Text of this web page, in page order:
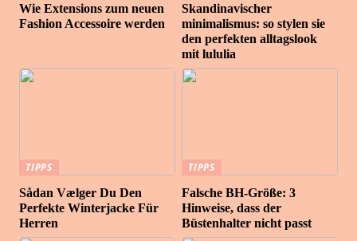
Wie Extensions zum neuen
Fashion Accessoire werden
Skandinavischer
minimalismus: so stylen sie
den perfekten alltagslook
mit lululia
TIPPS
Sådan Vælger Du Den
Perfekte Winterjacke Für
Herren
TIPPS
Falsche BH-Größe: 3
Hinweise, dass der
Büstenhalter nicht passt